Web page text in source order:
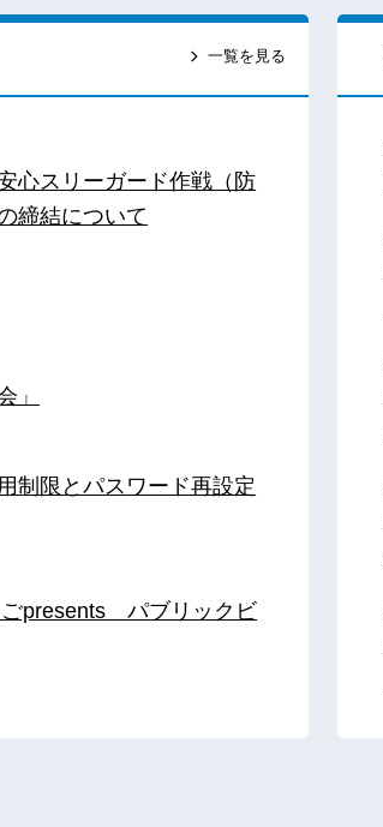
一覧を見る
心スリーガード作戦（防
締結について
」
制限とパスワード再設定
ごpresents パブリックビ